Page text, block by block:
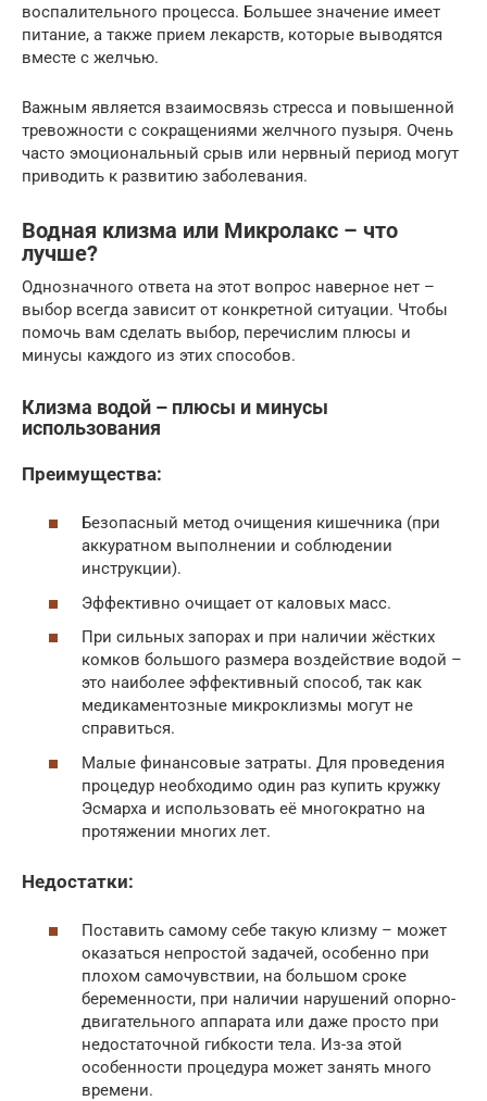
воспалительного процесса. Большее значение имеет
питание, а также прием лекарств, которые выводятся
вместе с желчью.
Важным является взаимосвязь стресса и повышенной
тревожности с сокращениями желчного пузыря. Очень
часто эмоциональный срыв или нервный период могут
приводить к развитию заболевания.
Водная клизма или Микролакс – что
лучше?
Однозначного ответа на этот вопрос наверное нет –
выбор всегда зависит от конкретной ситуации. Чтобы
помочь вам сделать выбор, перечислим плюсы и
минусы каждого из этих способов.
Клизма водой – плюсы и минусы
использования
Преимущества:
Безопасный метод очищения кишечника (при
аккуратном выполнении и соблюдении
инструкции).
Эффективно очищает от каловых масс.
При сильных запорах и при наличии жёстких
комков большого размера воздействие водой –
это наиболее эффективный способ, так как
медикаментозные микроклизмы могут не
справиться.
Малые финансовые затраты. Для проведения
процедур необходимо один раз купить кружку
Эсмарха и использовать её многократно на
протяжении многих лет.
Недостатки:
Поставить самому себе такую клизму – может
оказаться непростой задачей, особенно при
плохом самочувствии, на большом сроке
беременности, при наличии нарушений опорно-
двигательного аппарата или даже просто при
недостаточной гибкости тела. Из-за этой
особенности процедура может занять много
времени.